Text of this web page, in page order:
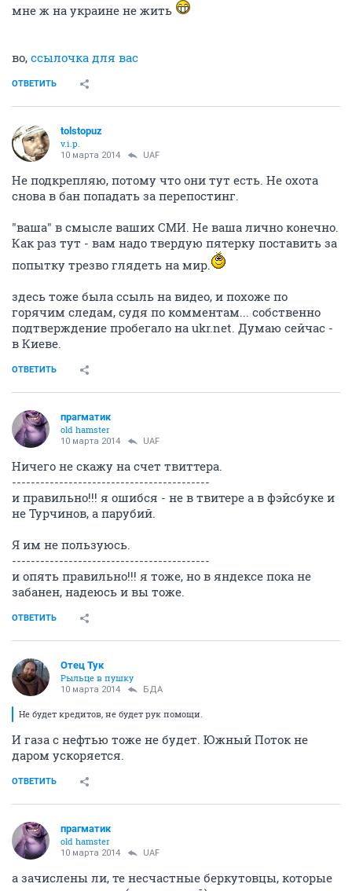
мне ж на украине не жить
во, ссылочка для вас
ОТВЕТИТЬ
tolstopuz
v.i.p.
10 марта 2014 UAF
Не подкрепляю, потому что они тут есть. Не охота
снова в бан попадать за перепостинг.
"ваша" в смысле ваших СМИ. Не ваша лично конечно.
Как раз тут - вам надо твердую пятерку поставить за
попытку трезво глядеть на мир.
здесь тоже была ссыль на видео, и похоже по
горячим следам, судя по комментам... собственно
подтверждение пробегало на ukr.net. Думаю сейчас -
в Киеве.
ОТВЕТИТЬ
прагматик
old hamster
10 марта 2014 UAF
Ничего не скажу на счет твиттера.
------------------------------------------
и правильно!!! я ошибся - не в твитере а в фэйсбуке и
не Турчинов, а парубий.
Я им не пользуюсь.
------------------------------------------
и опять правильно!!! я тоже, но в яндексе пока не
забанен, надеюсь и вы тоже.
ОТВЕТИТЬ
Отец Тук
Рыльце в пушку
10 марта 2014 БДА
Не будет кредитов, не будет рук помощи.
И газа с нефтью тоже не будет. Южный Поток не
даром ускоряется.
ОТВЕТИТЬ
прагматик
old hamster
10 марта 2014 UAF
а зачислены ли, те несчастные беркутовцы, которые